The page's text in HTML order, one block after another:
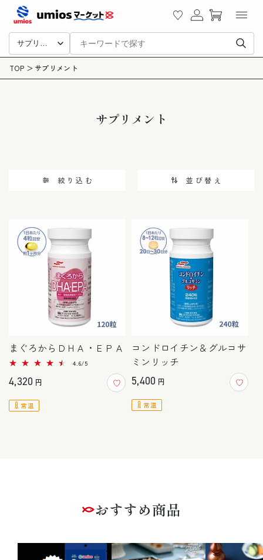
ツに
進む
ー
グ
イ
ン
サプリメント
TOP サプリメント
コ
サプリメント
絞り込む 並び替え
まぐろからＤＨＡ・ＥＰＡ
4.6/55
通
価
4,320 円
常温
コンドロイチン＆グルコサ
ミンリッチ
通
価
5,400 円
常温
おすすめ商品